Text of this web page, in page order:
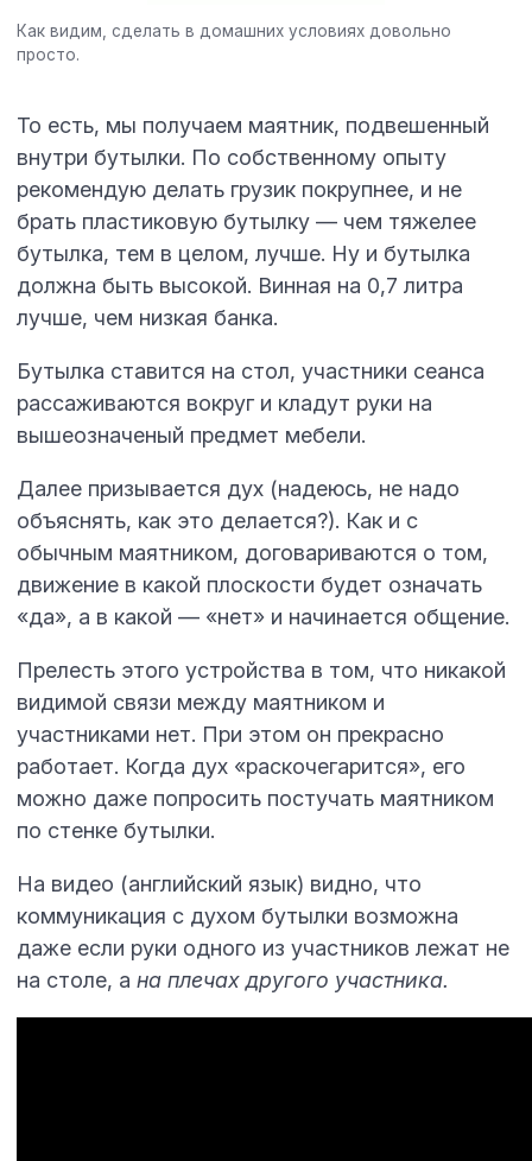
Как видим, сделать в домашних условиях довольно
просто.
То есть, мы получаем маятник, подвешенный
внутри бутылки. По собственному опыту
рекомендую делать грузик покрупнее, и не
брать пластиковую бутылку — чем тяжелее
бутылка, тем в целом, лучше. Ну и бутылка
должна быть высокой. Винная на 0,7 литра
лучше, чем низкая банка.
Бутылка ставится на стол, участники сеанса
рассаживаются вокруг и кладут руки на
вышеозначеный предмет мебели.
Далее призывается дух (надеюсь, не надо
объяснять, как это делается?). Как и с
обычным маятником, договариваются о том,
движение в какой плоскости будет означать
«да», а в какой — «нет» и начинается общение.
Прелесть этого устройства в том, что никакой
видимой связи между маятником и
участниками нет. При этом он прекрасно
работает. Когда дух «раскочегарится», его
можно даже попросить постучать маятником
по стенке бутылки.
На видео (английский язык) видно, что
коммуникация с духом бутылки возможна
даже если руки одного из участников лежат не
на столе, а на плечах другого участника.